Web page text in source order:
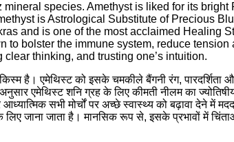
species. Amethyst is liked for its
is Astrological Substitute of Precious
and is one of the most acclaimed Healing
to bolster the immune system, reduce
thinking, and trusting one’s intuition.
है। एमेथिस्ट को इसके चमकीले बैंगनी रंग,
एमेथिस्ट शनि ग्रह के लिए कीमती नीलम का
सभी मोर्चों पर अच्छे स्वास्थ्य को बढ़ावा देने में
जाना जाता है। मानसिक रूप से, इसके प्रभावों में